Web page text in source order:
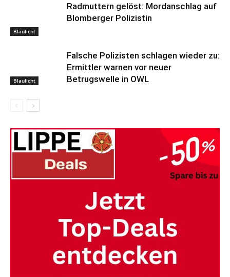
Blaulicht
Radmuttern gelöst: Mordanschlag auf
Blomberger Polizistin
Blaulicht
Falsche Polizisten schlagen wieder zu:
Ermittler warnen vor neuer
Betrugswelle in OWL